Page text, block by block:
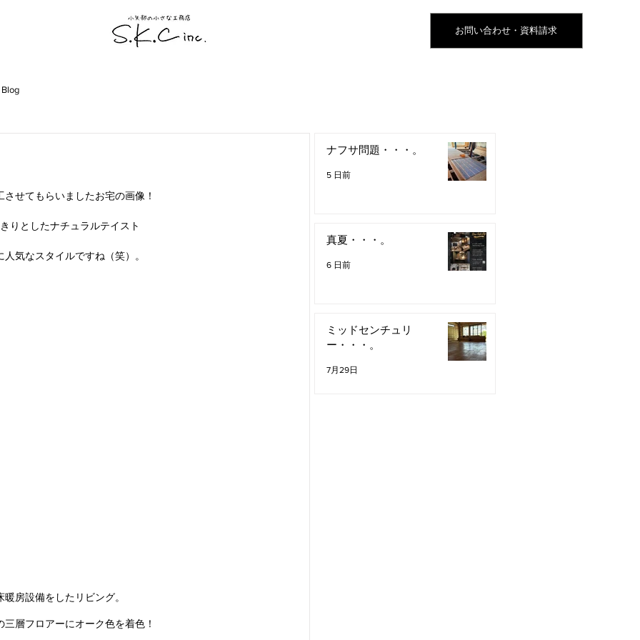
お問い合わせ・資料請求
させてもらいましたお宅の画像！
りとしたナチュラルテイスト
人気なスタイルですね（笑）。
暖房設備をしたリビング。
三層フロアーにオーク色を着色！
ナフサ問題・・・。
5 日前
真夏・・・。
6 日前
ミッドセンチュリ
ー・・・。
7月29日